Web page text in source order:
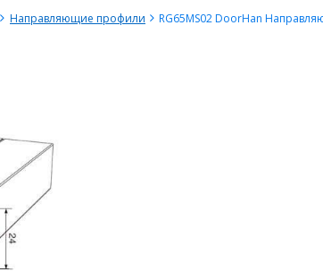
Направляющие профили RG65MS02 DoorHan